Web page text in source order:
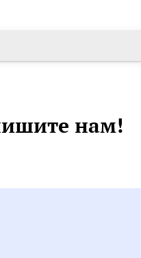
нам!